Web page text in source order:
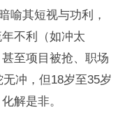
喻其短视与功利，
不利（如冲太
至项目被抢、职场
冲，但18岁至35岁
解是非。